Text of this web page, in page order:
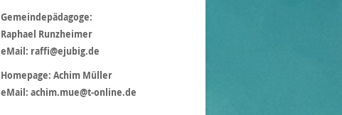
Gemeindepädagoge:
Raphael Runzheimer
eMail: raffi@ejubig.de
Homepage: Achim Müller
eMail: achim.mue@t-online.de